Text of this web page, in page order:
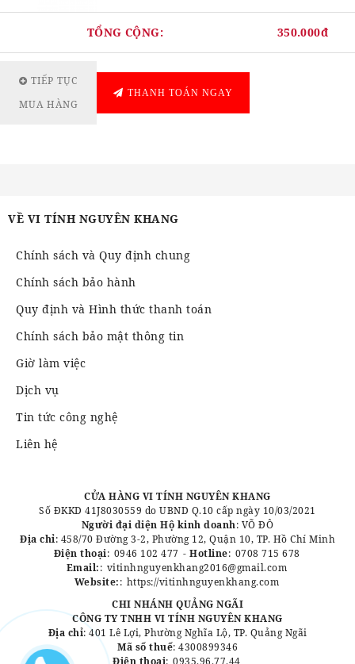
TỔNG CỘNG: 350.000đ
TIẾP TỤC
MUA HÀNG
THANH TOÁN NGAY
VỀ VI TÍNH NGUYÊN KHANG
Chính sách và Quy định chung
Chính sách bảo hành
Quy định và Hình thức thanh toán
Chính sách bảo mật thông tin
Giờ làm việc
Dịch vụ
Tin tức công nghệ
Liên hệ
CỬA HÀNG VI TÍNH NGUYÊN KHANG
Số ĐKKD 41J8030559 do UBND Q.10 cấp ngày 10/03/2021
Người đại diện Hộ kinh doanh: VÕ ĐÔ
Địa chỉ: 458/70 Đường 3-2, Phường 12, Quận 10, TP. Hồ Chí Minh
Điện thoại: 0946 102 477 - Hotline: 0708 715 678
Email:: vitinhnguyenkhang2016@gmail.com
Website:: https://vitinhnguyenkhang.com
CHI NHÁNH QUẢNG NGÃI
CÔNG TY TNHH VI TÍNH NGUYÊN KHANG
Địa chỉ: 401 Lê Lợi, Phường Nghĩa Lộ, TP. Quảng Ngãi
Mã số thuế: 4300899346
Điện thoại: 0935.96.77.44